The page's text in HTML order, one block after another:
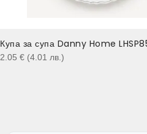
Купа за супа Danny Home
2.05 € (4.01 лв. )